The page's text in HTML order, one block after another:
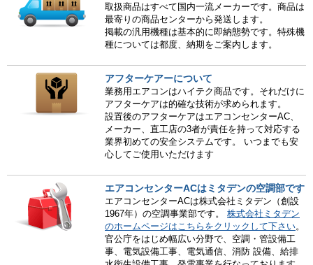
取扱商品はすべて国内一流メーカーです。商品は
最寄りの商品センターから発送します。
掲載の汎用機種は基本的に即納態勢です。特殊機
種については都度、納期をご案内します。
アフターケアーについて
業務用エアコンはハイテク商品です。それだけに
アフターケアは的確な技術が求められます。
設置後のアフターケアはエアコンセンターAC、
メーカー、直工店の3者が責任を持って対応する
業界初めての安全システムです。 いつまでも安
心してご使用いただけます
エアコンセンターACはミタデンの空調部です
エアコンセンターACは株式会社ミタデン（創設
1967年）の空調事業部です。 株式会社ミタデン
のホームページはこちらをクリックして下さい。
官公庁をはじめ幅広い分野で、空調・管設備工
事、電気設備工事、電気通信、消防 設備、給排